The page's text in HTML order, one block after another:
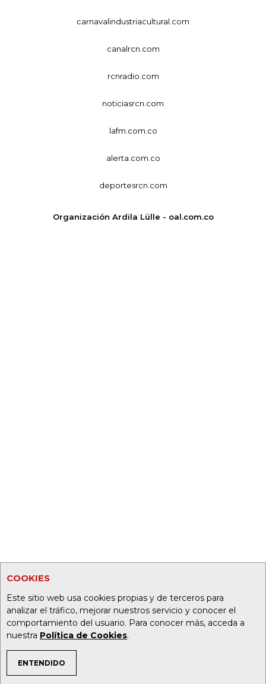
COOKIES
Este sitio web usa cookies propias y de terceros para
analizar el tráfico, mejorar nuestros servicio y conocer el
comportamiento del usuario. Para conocer más, acceda a
nuestra Política de Cookies.
ENTENDIDO
TEMAS DE INTERÉS
carnavalindustriacultural.com
canalrcn.com
rcnradio.com
noticiasrcn.com
lafm.com.co
alerta.com.co
deportesrcn.com
Organización Ardila Lülle - oal.com.co